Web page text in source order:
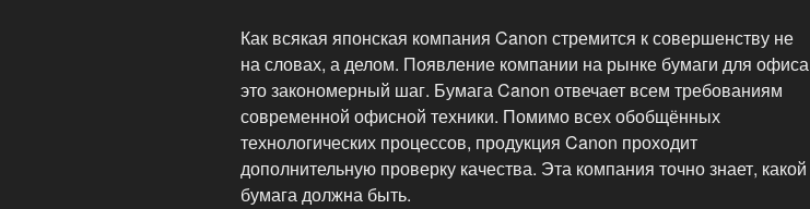
Как всякая японская компания Canon стремится к совершенству не
на словах, а делом. Появление компании на рынке бумаги для офиса
это закономерный шаг. Бумага Canon отвечает всем требованиям
современной офисной техники. Помимо всех обобщённых
технологических процессов, продукция Canon проходит
дополнительную проверку качества. Эта компания точно знает, какой
бумага должна быть.